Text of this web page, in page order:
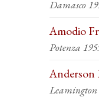
Amodio
Potenza
Anderson